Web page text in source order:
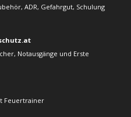
ADR, Gefahrgut, Schulung
Notausgänge und Erste
Feuertrainer